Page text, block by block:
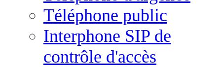
Téléphone public
Interphone SIP de
contrôle d'accès